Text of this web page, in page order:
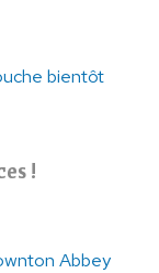
bientôt
!
Abbey